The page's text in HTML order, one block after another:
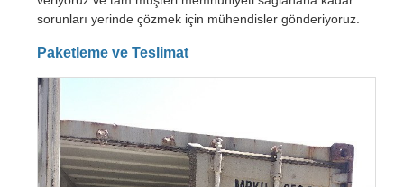
sorunları yerinde çözmek için mühendisler gönderiyoruz.
Paketleme ve Teslimat